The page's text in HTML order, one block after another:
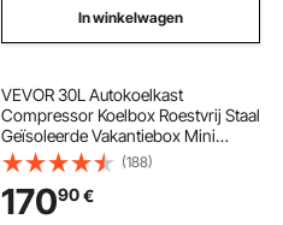
In winkelwagen
VEVOR 30L Autokoelkast
Compressor Koelbox Roestvrij Staal
Geïsoleerde Vakantiebox Mini
Koelbox voor in de Auto met
Stroomaansluiting
(188)
17090€